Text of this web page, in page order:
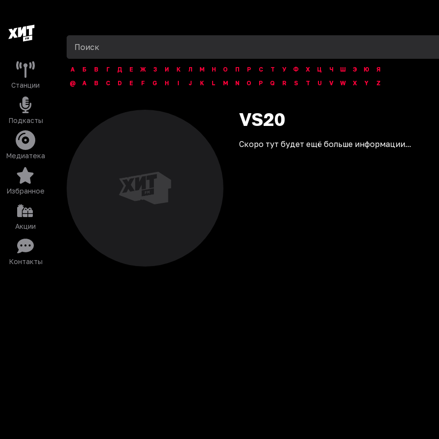
Станции
Подкасты
Медиатека
Избранное
Акции
Контакты
А Б В Г Д Е Ж З И К Л М Н О П Р С Т У Ф Х Ц Ч Ш Э Ю
Я
@
A B C D E F G H I J K L M N O P Q R S T U V W X Y Z
VS20
Скоро тут будет ещё больше информации...